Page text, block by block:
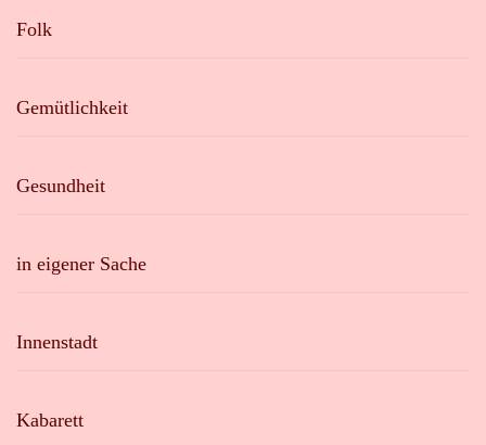
Folk
Gemütlichkeit
Gesundheit
in eigener Sache
Innenstadt
Kabarett